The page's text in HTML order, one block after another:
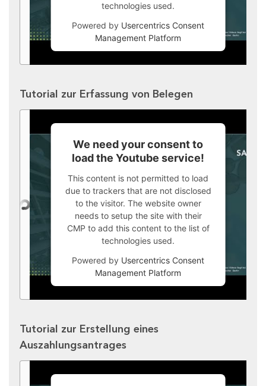
technologies used.
Powered by Usercentrics Consent
Management Platform
Tutorial zur Erfassung von Belegen
We need your consent to
load the Youtube service!
This content is not permitted to load
due to trackers that are not disclosed
to the visitor. The website owner
needs to setup the site with their
CMP to add this content to the list of
technologies used.
Powered by Usercentrics Consent
Management Platform
Tutorial zur Erstellung eines
Auszahlungsantrages